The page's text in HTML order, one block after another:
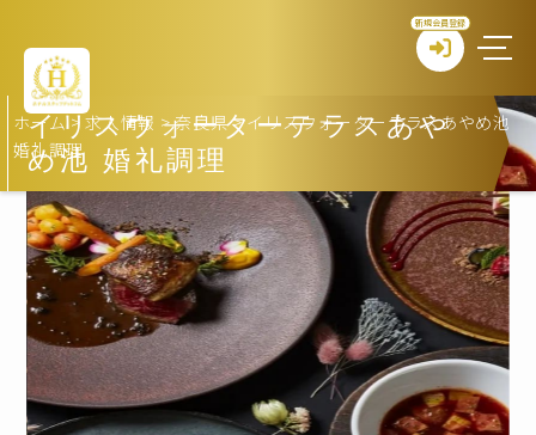
新規会員登録
イリスウォーターテラスあや
め池 婚礼調理
ホーム>求人情報 >奈良県>イリスウォーターテラスあやめ池
婚礼調理